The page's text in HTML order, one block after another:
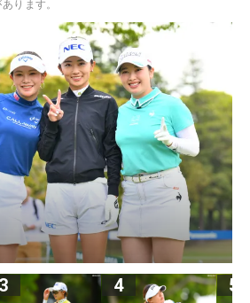
ります。
3 4 5